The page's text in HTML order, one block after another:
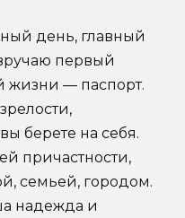
день, главный
первый
жизни — паспорт.
берете на себя.
причастности,
семьей, городом.
надежда и